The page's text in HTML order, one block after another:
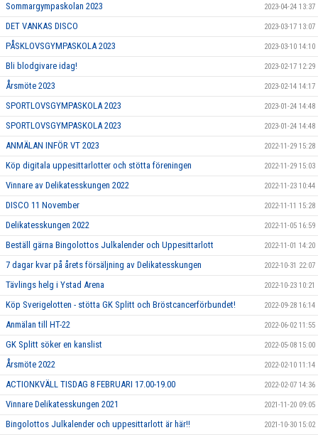
Sommargympaskolan 2023 2023-04-24 13:37
DET VANKAS DISCO 2023-03-17 13:07
PÅSKLOVSGYMPASKOLA 2023 2023-03-10 14:10
Bli blodgivare idag! 2023-02-17 12:29
Årsmöte 2023 2023-02-14 14:17
SPORTLOVSGYMPASKOLA 2023 2023-01-24 14:48
SPORTLOVSGYMPASKOLA 2023 2023-01-24 14:48
ANMÄLAN INFÖR VT 2023 2022-11-29 15:28
Köp digitala uppesittarlotter och stötta föreningen 2022-11-29 15:03
Vinnare av Delikatesskungen 2022 2022-11-23 10:44
DISCO 11 November 2022-11-11 15:28
Delikatesskungen 2022 2022-11-05 16:59
Beställ gärna Bingolottos Julkalender och Uppesittarlott 2022-11-01 14:20
7 dagar kvar på årets försäljning av Delikatesskungen 2022-10-31 22:07
Tävlings helg i Ystad Arena 2022-10-23 10:21
Köp Sverigelotten - stötta GK Splitt och Bröstcancerförbundet! 2022-09-28 16:14
Anmälan till HT-22 2022-06-02 11:55
GK Splitt söker en kanslist 2022-05-08 15:00
Årsmöte 2022 2022-02-10 11:14
ACTIONKVÄLL TISDAG 8 FEBRUARI 17.00-19.00 2022-02-07 14:36
Vinnare Delikatesskungen 2021 2021-11-20 09:05
Bingolottos Julkalender och uppesittarlott är här!! 2021-10-30 15:02